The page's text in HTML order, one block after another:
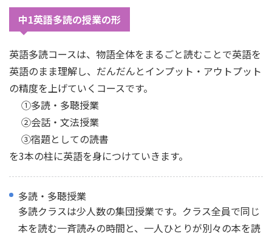
中1英語多読の授業の形
英語多読コースは、物語全体をまるごと読むことで英語を
英語のまま理解し、だんだんとインプット・アウトプット
の精度を上げていくコースです。
➀多読・多聴授業
➁会話・文法授業
➂宿題としての読書
を3本の柱に英語を身につけていきます。
多読・多聴授業
多読クラスは少人数の集団授業です。クラス全員で同じ
本を読む一斉読みの時間と、一人ひとりが別々の本を読